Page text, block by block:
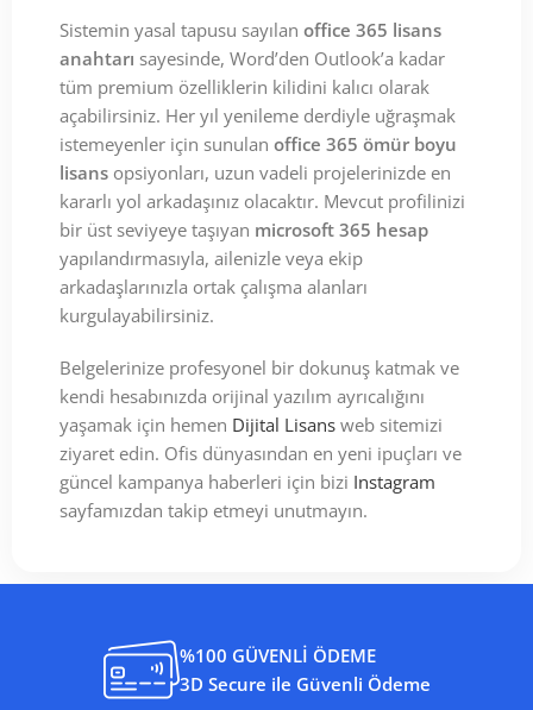
Sistemin yasal tapusu sayılan office 365 lisans
anahtarı sayesinde, Word’den Outlook’a kadar
tüm premium özelliklerin kilidini kalıcı olarak
açabilirsiniz. Her yıl yenileme derdiyle uğraşmak
istemeyenler için sunulan office 365 ömür boyu
lisans opsiyonları, uzun vadeli projelerinizde en
kararlı yol arkadaşınız olacaktır. Mevcut profilinizi
bir üst seviyeye taşıyan microsoft 365 hesap
yapılandırmasıyla, ailenizle veya ekip
arkadaşlarınızla ortak çalışma alanları
kurgulayabilirsiniz.
Belgelerinize profesyonel bir dokunuş katmak ve
kendi hesabınızda orijinal yazılım ayrıcalığını
yaşamak için hemen Dijital Lisans web sitemizi
ziyaret edin. Ofis dünyasından en yeni ipuçları ve
güncel kampanya haberleri için bizi Instagram
sayfamızdan takip etmeyi unutmayın.
%100 GÜVENLİ ÖDEME
3D Secure ile Güvenli Ödeme